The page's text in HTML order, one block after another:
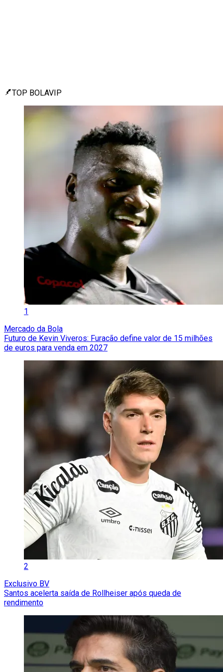
TOP BOLAVIP
1
Mercado da Bola
Futuro de Kevin Viveros: Furacão define valor de 15 milhões
de euros para venda em 2027
2
Exclusivo BV
Santos acelerta saída de Rollheiser após queda de
rendimento